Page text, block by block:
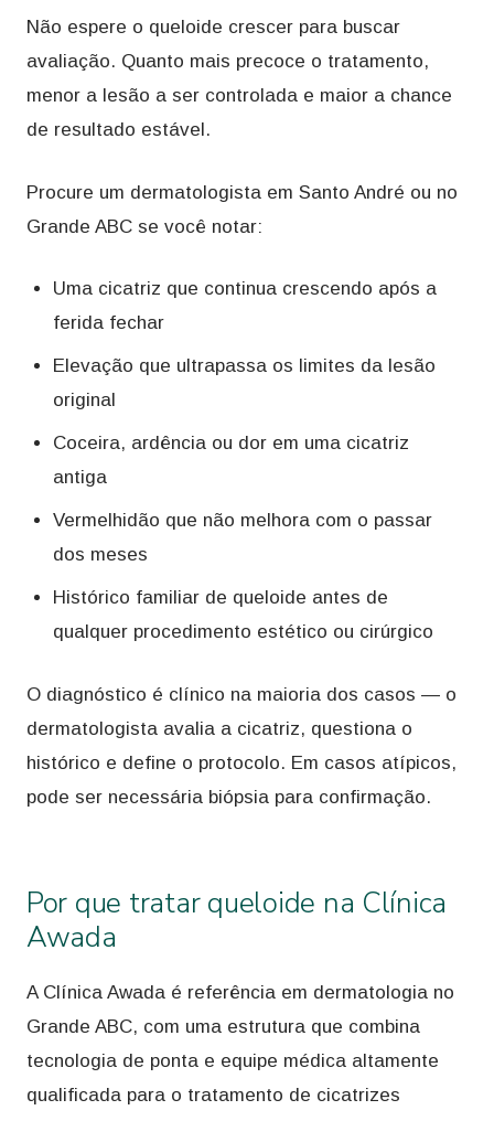
Não espere o queloide crescer para buscar
avaliação. Quanto mais precoce o tratamento,
menor a lesão a ser controlada e maior a chance
de resultado estável.
Procure um dermatologista em Santo André ou no
Grande ABC se você notar:
Uma cicatriz que continua crescendo após a
ferida fechar
Elevação que ultrapassa os limites da lesão
original
Coceira, ardência ou dor em uma cicatriz
antiga
Vermelhidão que não melhora com o passar
dos meses
Histórico familiar de queloide antes de
qualquer procedimento estético ou cirúrgico
O diagnóstico é clínico na maioria dos casos — o
dermatologista avalia a cicatriz, questiona o
histórico e define o protocolo. Em casos atípicos,
pode ser necessária biópsia para confirmação.
Por que tratar queloide na Clínica
Awada
A Clínica Awada é referência em dermatologia no
Grande ABC, com uma estrutura que combina
tecnologia de ponta e equipe médica altamente
qualificada para o tratamento de cicatrizes